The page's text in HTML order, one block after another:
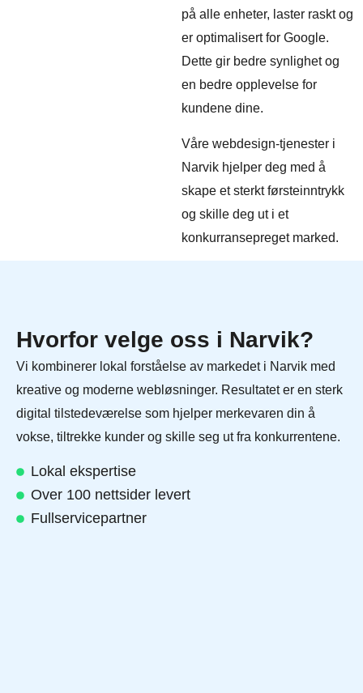
på alle enheter, laster raskt og
er optimalisert for Google.
Dette gir bedre synlighet og
en bedre opplevelse for
kundene dine.
Våre webdesign-tjenester i
Narvik hjelper deg med å
skape et sterkt førsteinntrykk
og skille deg ut i et
konkurransepreget marked.
Hvorfor velge oss i Narvik?
Vi kombinerer lokal forståelse av markedet i Narvik med
kreative og moderne webløsninger. Resultatet er en sterk
digital tilstedeværelse som hjelper merkevaren din å
vokse, tiltrekke kunder og skille seg ut fra konkurrentene.
Lokal ekspertise
Over 100 nettsider levert
Fullservicepartner